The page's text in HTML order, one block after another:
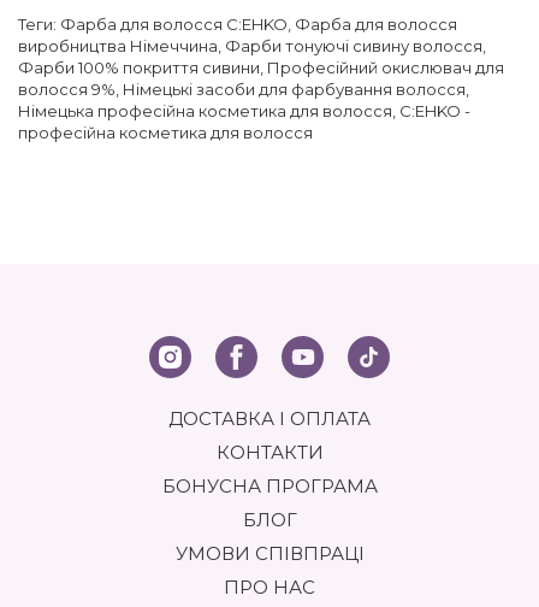
Теги: Фарба для волосся C:EHKO Фарба для волосся
виробництва Німеччина Фарби тонуючі сивину волосся
Фарби 100% покриття сивини Професійний окислювач для
волосся 9% Німецькі засоби для фарбування волосся
Німецька професійна косметика для волосся C:EHKO -
професійна косметика для волосся
ДОСТАВКА І ОПЛАТА
КОНТАКТИ
БОНУСНА ПРОГРАМА
БЛОГ
УМОВИ СПІВПРАЦІ
ПРО НАС